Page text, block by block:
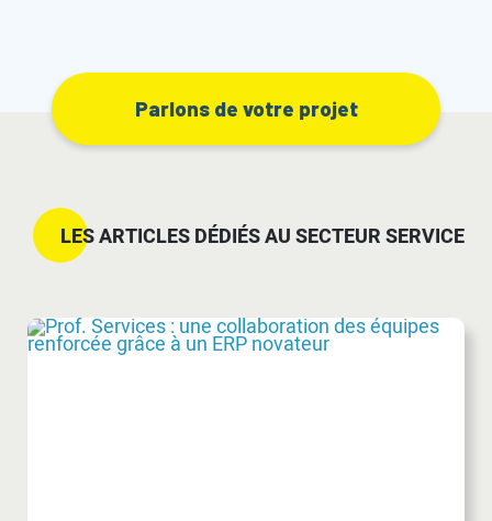
Parlons de votre projet
LES ARTICLES DÉDIÉS AU SECTEUR SERVICE